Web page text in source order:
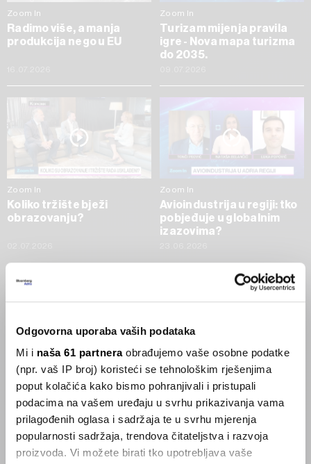
Odgovorna uporaba vaših podataka
Mi i naša 61 partneraobrađujemo vaše osobne podatke
(npr. vaš IP broj) koristeći se tehnološkim rješenjima
poput kolačića kako bismo pohranjivali i pristupali
podacima na vašem uređaju u svrhu prikazivanja vama
prilagođenih oglasa i sadržaja te u svrhu mjerenja
popularnosti sadržaja, trendova čitateljstva i razvoja
proizvoda. Vi možete birati tko upotrebljava vaše
Zoom In
Radimo više, a manja
produkcija nego u EU
Zoom In
Turizam mijenja pravila
igre - Nova mapa turizma
do 2035.
Zoom In
Koliko tržište bježi
obrazovanju?
Zoom In
Avioindustrija u regiji: tko
pobjeđuje u globalnim
izazovima?
SVE VIJESTI IZ RUBRIKE ZOOM IN
Businessweek Adria
Korisnici GLP-1 lijekova mršave,
ekonomija se deblja
Visok trošak selidbe kompanija iz Kine
05.12.2025